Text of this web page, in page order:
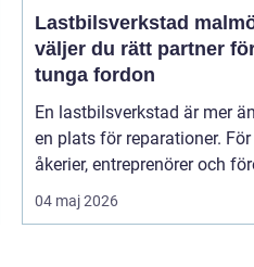
Lastbilsverkstad malmö
väljer du rätt partner
tunga fordon
En lastbilsverkstad är mer
en plats för reparationer. För
åkerier, entreprenörer och
04 maj 2026